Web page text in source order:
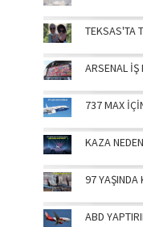
TEKSAS'TA
ARSENAL İŞ
737 MAX
KAZA
97 YAŞINDA
ABD